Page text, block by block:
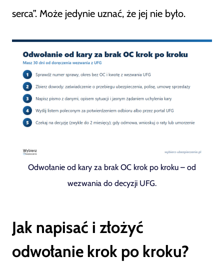
serca”. Może jedynie uznać, że jej nie było.
Odwołanie od kary za brak OC krok po kroku – od
wezwania do decyzji UFG.
Jak napisać i złożyć
odwołanie krok po kroku?